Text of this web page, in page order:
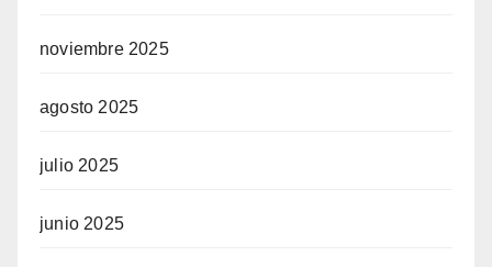
noviembre 2025
agosto 2025
julio 2025
junio 2025